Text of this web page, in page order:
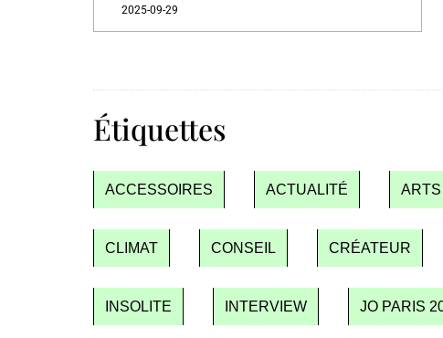
2025-09-29
Étiquettes
ACCESSOIRES ACTUALITÉ
CLIMAT CONSEIL CRÉATEUR
INSOLITE INTERVIEW JO PARIS